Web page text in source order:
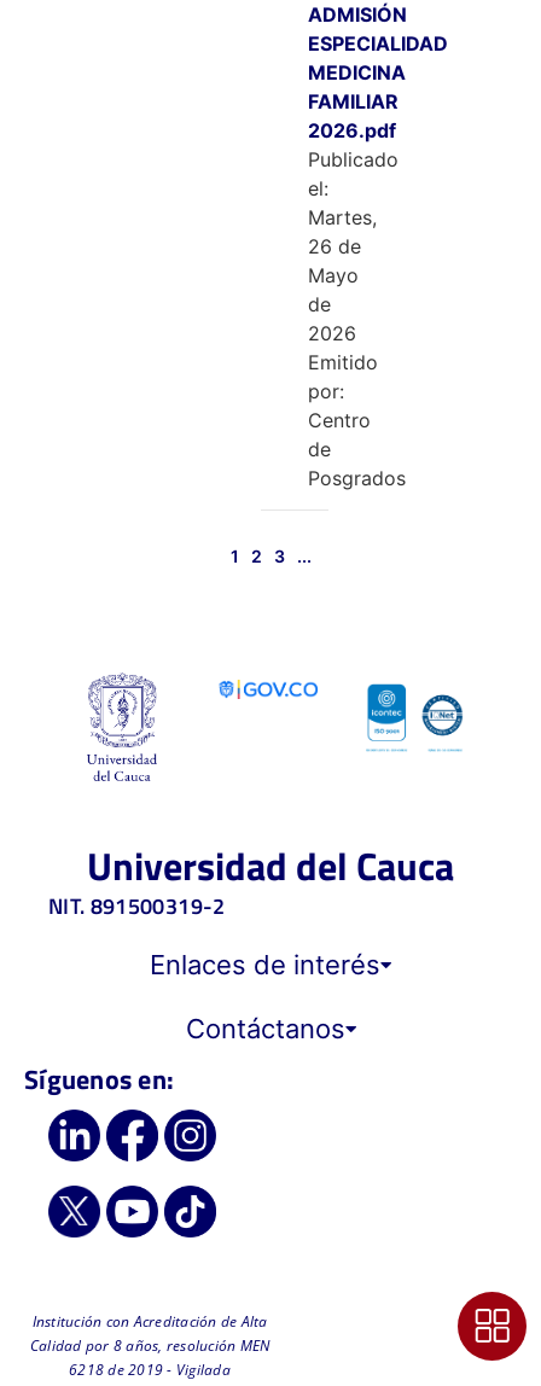
ADMISIÓN
ESPECIALIDAD
MEDICINA
FAMILIAR
2026.pdf
Publicado
el:
Martes,
26 de
Mayo
de
2026
Emitido
por:
Centro
de
Posgrados
1 2 3 ...
Universidad del Cauca
NIT. 891500319-2
Enlaces de interés
Contáctanos
Síguenos en:
Institución con Acreditación de Alta
Calidad por 8 años, resolución MEN
6218 de 2019 - Vigilada